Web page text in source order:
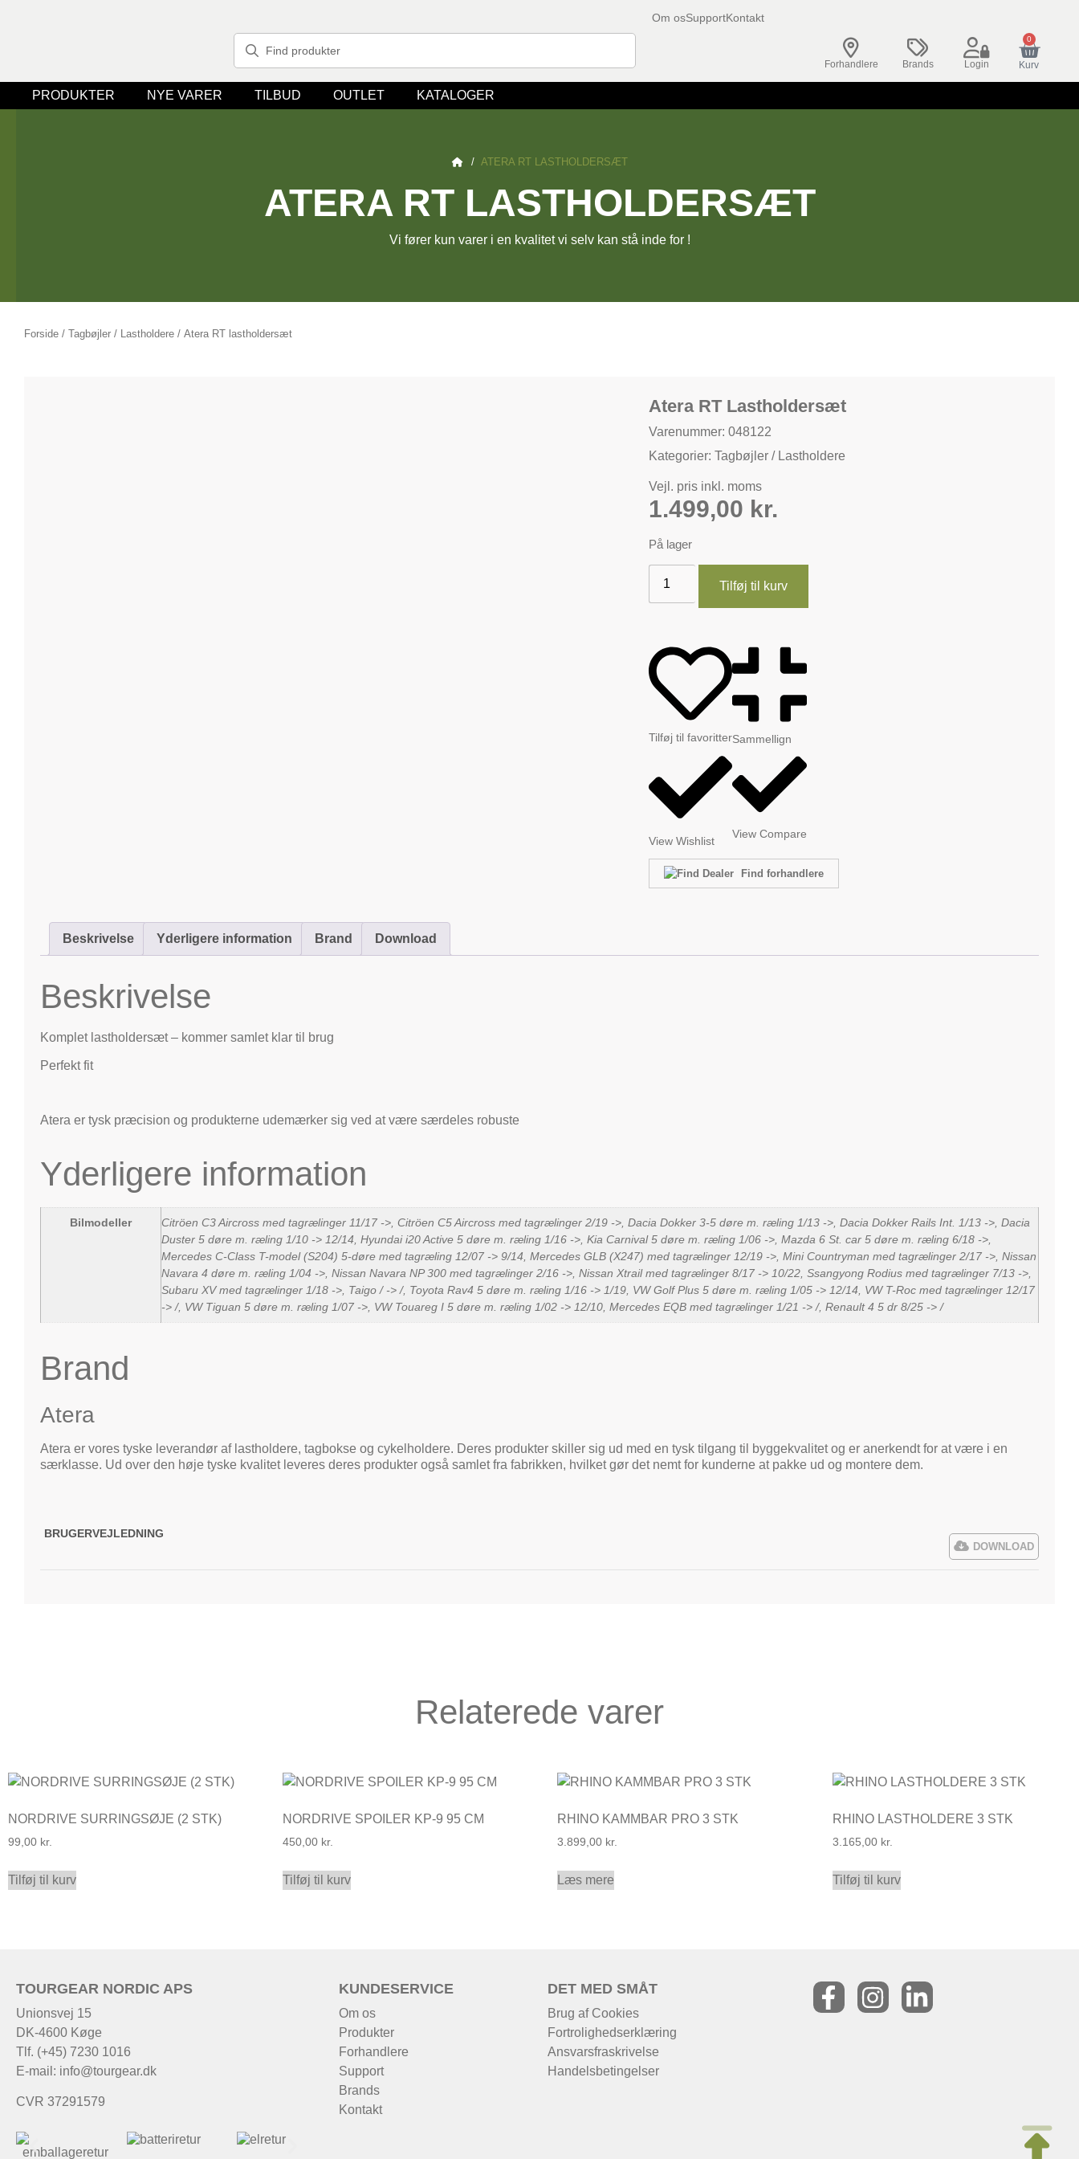
Om osSupportKontakt
Forhandlere Brands Login
0
Kurv
PRODUKTER NYE VARER TILBUD OUTLET KATALOGER
/ ATERA RT LASTHOLDERSÆT
ATERA RT LASTHOLDERSÆT
Vi fører kun varer i en kvalitet vi selv kan stå inde for !
Forside / Tagbøjler / Lastholdere / Atera RT lastholdersæt
Atera RT Lastholdersæt
Varenummer: 048122
Kategorier:Tagbøjler / Lastholdere
Vejl. pris inkl. moms
1.499,00 kr.
På lager
Tilføj til kurv
Tilføj til favoritter
View Wishlist
Sammellign
View Compare
Find forhandlere
Beskrivelse Yderligere information Brand Download
Beskrivelse
Komplet lastholdersæt – kommer samlet klar til brug
Perfekt fit
Atera er tysk præcision og produkterne udemærker sig ved at være særdeles robuste
Yderligere information
Bilmodeller
Citröen C3 Aircross med tagrælinger 11/17 ->, Citröen C5 Aircross med tagrælinger 2/19 ->, Dacia Dokker 3-5 døre m. ræling 1/13 ->, Dacia Dokker Rails Int. 1/13 ->, Dacia
Duster 5 døre m. ræling 1/10 -> 12/14, Hyundai i20 Active 5 døre m. ræling 1/16 ->, Kia Carnival 5 døre m. ræling 1/06 ->, Mazda 6 St. car 5 døre m. ræling 6/18 ->,
Mercedes C-Class T-model (S204) 5-døre med tagræling 12/07 -> 9/14, Mercedes GLB (X247) med tagrælinger 12/19 ->, Mini Countryman med tagrælinger 2/17 ->, Nissan
Navara 4 døre m. ræling 1/04 ->, Nissan Navara NP 300 med tagrælinger 2/16 ->, Nissan Xtrail med tagrælinger 8/17 -> 10/22, Ssangyong Rodius med tagrælinger 7/13 ->,
Subaru XV med tagrælinger 1/18 ->, Taigo / -> /, Toyota Rav4 5 døre m. ræling 1/16 -> 1/19, VW Golf Plus 5 døre m. ræling 1/05 -> 12/14, VW T-Roc med tagrælinger 12/17
-> /, VW Tiguan 5 døre m. ræling 1/07 ->, VW Touareg I 5 døre m. ræling 1/02 -> 12/10, Mercedes EQB med tagrælinger 1/21 -> /, Renault 4 5 dr 8/25 -> /
Brand
Atera
Atera er vores tyske leverandør af lastholdere, tagbokse og cykelholdere. Deres produkter skiller sig ud med en tysk tilgang til byggekvalitet og er anerkendt for at være i en
særklasse. Ud over den høje tyske kvalitet leveres deres produkter også samlet fra fabrikken, hvilket gør det nemt for kunderne at pakke ud og montere dem.
BRUGERVEJLEDNING
DOWNLOAD
Relaterede varer
NORDRIVE SURRINGSØJE (2 STK)
99,00 kr.
Tilføj til kurv
NORDRIVE SPOILER KP-9 95 CM
450,00 kr.
Tilføj til kurv
RHINO KAMMBAR PRO 3 STK
3.899,00 kr.
Læs mere
RHINO LASTHOLDERE 3 STK
3.165,00 kr.
Tilføj til kurv
TOURGEAR NORDIC APS
Unionsvej 15
DK-4600 Køge
Tlf. (+45) 7230 1016
E-mail: info@tourgear.dk
CVR 37291579
KUNDESERVICE
Om os
Produkter
Forhandlere
Support
Brands
Kontakt
DET MED SMÅT
Brug af Cookies
Fortrolighedserklæring
Ansvarsfraskrivelse
Handelsbetingelser